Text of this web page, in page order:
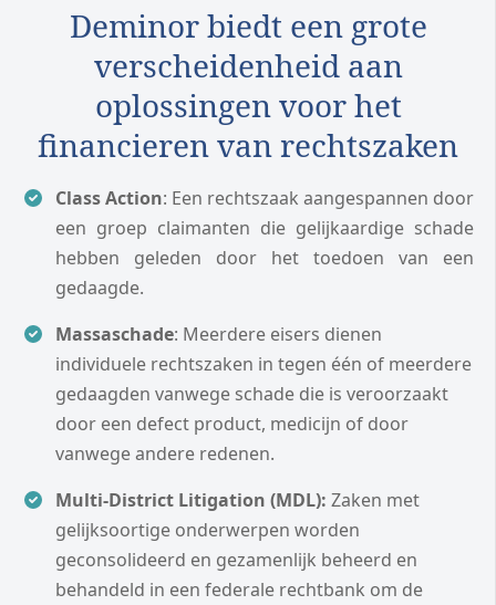
Deminor biedt een grote
verscheidenheid aan
oplossingen voor het
financieren van rechtszaken
Class Action: Een rechtszaak aangespannen door
een groep claimanten die gelijkaardige schade
hebben geleden door het toedoen van een
gedaagde.
Massaschade: Meerdere eisers dienen
individuele rechtszaken in tegen één of meerdere
gedaagden vanwege schade die is veroorzaakt
door een defect product, medicijn of door
vanwege andere redenen.
Multi-District Litigation (MDL): Zaken met
gelijksoortige onderwerpen worden
geconsolideerd en gezamenlijk beheerd en
behandeld in een federale rechtbank om de